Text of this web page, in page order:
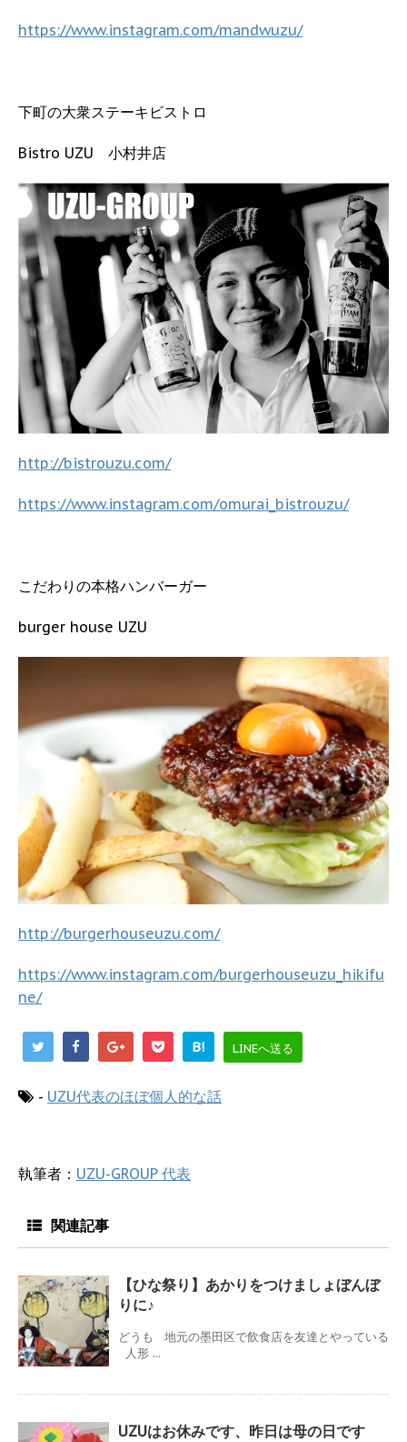
https://www.instagram.com/mandwuzu/
下町の大衆ステーキビストロ
Bistro UZU 小村井店
http://bistrouzu.com/
https://www.instagram.com/omurai_bistrouzu/
こだわりの本格ハンバーガー
burger house UZU
http://burgerhouseuzu.com/
https://www.instagram.com/burgerhouseuzu_hikifu
ne/
B! LINEへ送る
- UZU代表のほぼ個人的な話
執筆者： UZU-GROUP 代表
関連記事
【ひな祭り】あかりをつけましょぼんぼ
りに♪
どうも 地元の墨田区で飲食店を友達とやっている
人形 ...
UZUはお休みです、昨日は母の日です